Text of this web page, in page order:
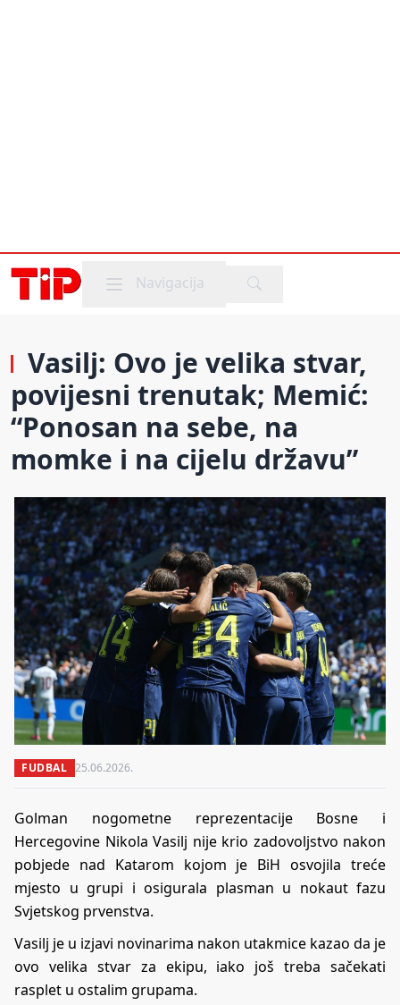
Mobile menu
Navigacija
Vasilj: Ovo je velika stvar,
povijesni trenutak; Memić:
“Ponosan na sebe, na
momke i na cijelu državu”
FUDBAL 25.06.2026.
Golman nogometne reprezentacije Bosne i
Hercegovine Nikola Vasilj nije krio zadovoljstvo nakon
pobjede nad Katarom kojom je BiH osvojila treće
mjesto u grupi i osigurala plasman u nokaut fazu
Svjetskog prvenstva.
Vasilj je u izjavi novinarima nakon utakmice kazao da je
ovo velika stvar za ekipu, iako još treba sačekati
rasplet u ostalim grupama.